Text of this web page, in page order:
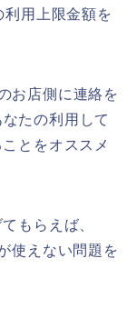
用上限金額を
お店側に連絡を
たの利用して
とをオススメ
もらえば、
使えない問題を